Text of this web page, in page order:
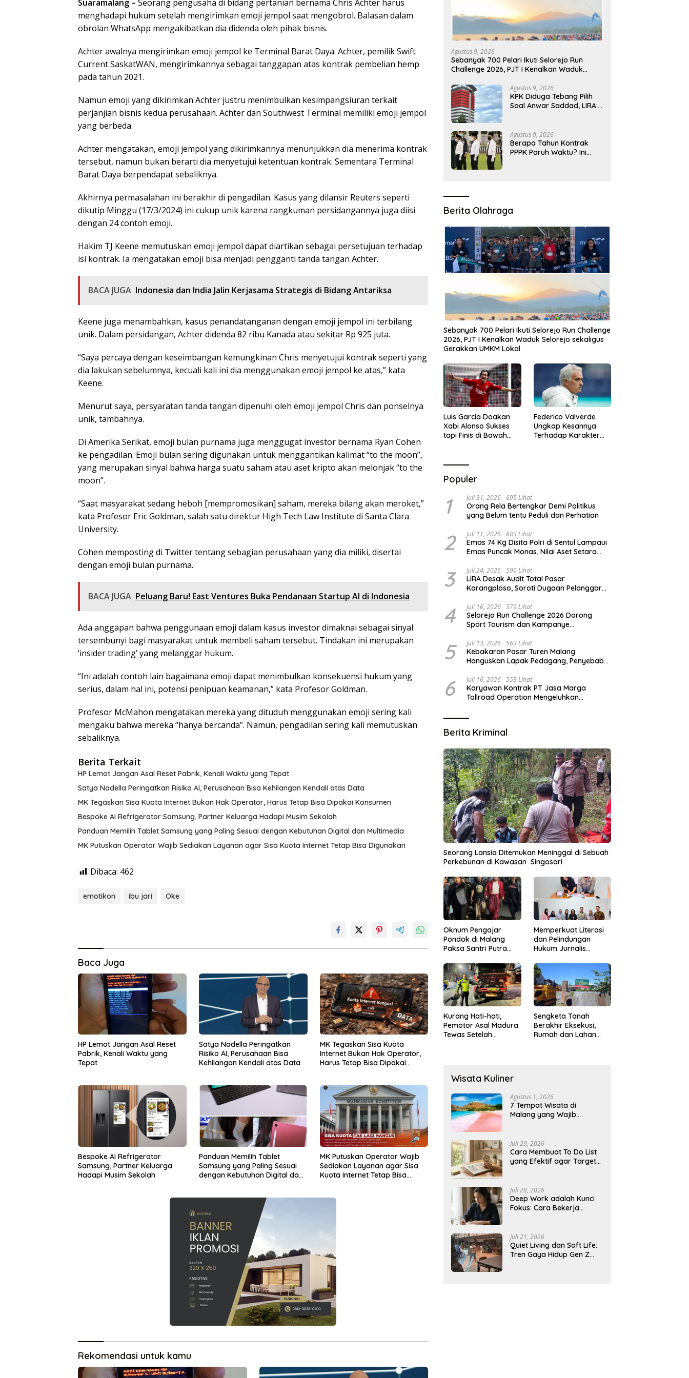
Suaramalang – Seorang pengusaha di bidang pertanian bernama Chris Achter harus
menghadapi hukum setelah mengirimkan emoji jempol saat mengobrol. Balasan dalam
obrolan WhatsApp mengakibatkan dia didenda oleh pihak bisnis.
Achter awalnya mengirimkan emoji jempol ke Terminal Barat Daya. Achter, pemilik Swift
Current SaskatWAN, mengirimkannya sebagai tanggapan atas kontrak pembelian hemp
pada tahun 2021.
Namun emoji yang dikirimkan Achter justru menimbulkan kesimpangsiuran terkait
perjanjian bisnis kedua perusahaan. Achter dan Southwest Terminal memiliki emoji jempol
yang berbeda.
Achter mengatakan, emoji jempol yang dikirimkannya menunjukkan dia menerima kontrak
tersebut, namun bukan berarti dia menyetujui ketentuan kontrak. Sementara Terminal
Barat Daya berpendapat sebaliknya.
Akhirnya permasalahan ini berakhir di pengadilan. Kasus yang dilansir Reuters seperti
dikutip Minggu (17/3/2024) ini cukup unik karena rangkuman persidangannya juga diisi
dengan 24 contoh emoji.
Hakim TJ Keene memutuskan emoji jempol dapat diartikan sebagai persetujuan terhadap
isi kontrak. Ia mengatakan emoji bisa menjadi pengganti tanda tangan Achter.
BACA JUGA Indonesia dan India Jalin Kerjasama Strategis di Bidang Antariksa
Keene juga menambahkan, kasus penandatanganan dengan emoji jempol ini terbilang
unik. Dalam persidangan, Achter didenda 82 ribu Kanada atau sekitar Rp 925 juta.
“Saya percaya dengan keseimbangan kemungkinan Chris menyetujui kontrak seperti yang
dia lakukan sebelumnya, kecuali kali ini dia menggunakan emoji jempol ke atas,” kata
Keene.
Menurut saya, persyaratan tanda tangan dipenuhi oleh emoji jempol Chris dan ponselnya
unik, tambahnya.
Di Amerika Serikat, emoji bulan purnama juga menggugat investor bernama Ryan Cohen
ke pengadilan. Emoji bulan sering digunakan untuk menggantikan kalimat “to the moon”,
yang merupakan sinyal bahwa harga suatu saham atau aset kripto akan melonjak “to the
moon”.
“Saat masyarakat sedang heboh [mempromosikan] saham, mereka bilang akan meroket,”
kata Profesor Eric Goldman, salah satu direktur High Tech Law Institute di Santa Clara
University.
Cohen memposting di Twitter tentang sebagian perusahaan yang dia miliki, disertai
dengan emoji bulan purnama.
BACA JUGA Peluang Baru! East Ventures Buka Pendanaan Startup AI di Indonesia
Ada anggapan bahwa penggunaan emoji dalam kasus investor dimaknai sebagai sinyal
tersembunyi bagi masyarakat untuk membeli saham tersebut. Tindakan ini merupakan
‘insider trading’ yang melanggar hukum.
“Ini adalah contoh lain bagaimana emoji dapat menimbulkan konsekuensi hukum yang
serius, dalam hal ini, potensi penipuan keamanan,” kata Profesor Goldman.
Profesor McMahon mengatakan mereka yang dituduh menggunakan emoji sering kali
mengaku bahwa mereka “hanya bercanda”. Namun, pengadilan sering kali memutuskan
sebaliknya.
Berita Terkait
HP Lemot Jangan Asal Reset Pabrik, Kenali Waktu yang Tepat
Satya Nadella Peringatkan Risiko AI, Perusahaan Bisa Kehilangan Kendali atas Data
MK Tegaskan Sisa Kuota Internet Bukan Hak Operator, Harus Tetap Bisa Dipakai Konsumen
Bespoke AI Refrigerator Samsung, Partner Keluarga Hadapi Musim Sekolah
Panduan Memilih Tablet Samsung yang Paling Sesuai dengan Kebutuhan Digital dan Multimedia
MK Putuskan Operator Wajib Sediakan Layanan agar Sisa Kuota Internet Tetap Bisa Digunakan
Dibaca: 462
emotikon ibu jari Oke
Baca Juga
HP Lemot Jangan Asal Reset
Pabrik, Kenali Waktu yang
Tepat
Satya Nadella Peringatkan
Risiko AI, Perusahaan Bisa
Kehilangan Kendali atas Data
MK Tegaskan Sisa Kuota
Internet Bukan Hak Operator,
Harus Tetap Bisa Dipakai
Bespoke AI Refrigerator
Samsung, Partner Keluarga
Hadapi Musim Sekolah
Panduan Memilih Tablet
Samsung yang Paling Sesuai
dengan Kebutuhan Digital dan
MK Putuskan Operator Wajib
Sediakan Layanan agar Sisa
Kuota Internet Tetap Bisa
Rekomendasi untuk kamu
Agustus 9, 2026
Sebanyak 700 Pelari Ikuti Selorejo Run
Challenge 2026, PJT I Kenalkan Waduk
Agustus 9, 2026
KPK Diduga Tebang Pilih
Soal Anwar Saddad, LIRA:
Agustus 9, 2026
Berapa Tahun Kontrak
PPPK Paruh Waktu? Ini
Berita Olahraga
Sebanyak 700 Pelari Ikuti Selorejo Run Challenge
2026, PJT I Kenalkan Waduk Selorejo sekaligus
Gerakkan UMKM Lokal
Luis Garcia Doakan
Xabi Alonso Sukses
tapi Finis di Bawah
Federico Valverde
Ungkap Kesannya
Terhadap Karakter
Populer
1 Juli 31, 2026 695 Lihat
Orang Rela Bertengkar Demi Politikus
yang Belum tentu Peduli dan Perhatian
2 Juli 11, 2026 683 Lihat
Emas 74 Kg Disita Polri di Sentul Lampaui
Emas Puncak Monas, Nilai Aset Setara
3 Juli 24, 2026 590 Lihat
LIRA Desak Audit Total Pasar
Karangploso, Soroti Dugaan Pelanggaran
4 Juli 16, 2026 579 Lihat
Selorejo Run Challenge 2026 Dorong
Sport Tourism dan Kampanye
5 Juli 13, 2026 563 Lihat
Kebakaran Pasar Turen Malang
Hanguskan Lapak Pedagang, Penyebab
6 Juli 16, 2026 553 Lihat
Karyawan Kontrak PT Jasa Marga
Tollroad Operation Mengeluhkan
Karyawan Tetap
Berita Kriminal
Seorang Lansia Ditemukan Meninggal di Sebuah
Perkebunan di Kawasan Singosari
Oknum Pengajar
Pondok di Malang
Paksa Santri Putra
Memperkuat Literasi
dan Pelindungan
Hukum Jurnalis
Hukumonline
Menyediakan Layanan
AI Gratis
Kurang Hati-hati,
Pemotor Asal Madura
Tewas Setelah
Sengketa Tanah
Berakhir Eksekusi,
Rumah dan Lahan
Wisata Kuliner
Agustus 1, 2026
7 Tempat Wisata di
Malang yang Wajib
Juli 29, 2026
Cara Membuat To Do List
yang Efektif agar Target
Juli 28, 2026
Deep Work adalah Kunci
Fokus: Cara Bekerja
Juli 21, 2026
Quiet Living dan Soft Life:
Tren Gaya Hidup Gen Z